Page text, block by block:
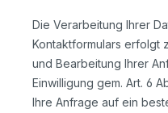
Die Verarbeitung Ihrer
Kontaktformulars erfolgt
und Bearbeitung Ihrer
Einwilligung gem. Art. 6
Ihre Anfrage auf ein